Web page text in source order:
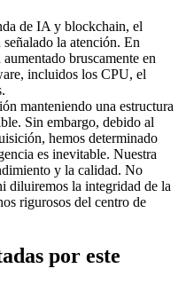
de IA y blockchain, el
la atención. En
bruscamente en
incluidos los CPU, el
manteniendo una estructura
Sin embargo, debido al
hemos determinado
es inevitable. Nuestra
y la calidad. No
diluiremos la integridad de la
rigurosos del centro de
por este